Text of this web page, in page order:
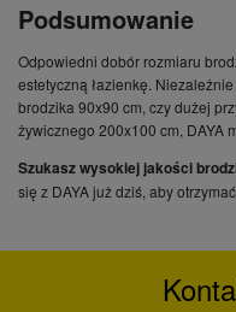
Podsumowanie
Odpowiedni dobór rozmiaru
estetyczną łazienkę.
brodzika 90x90 cm, czy dużej
żywicznego 200x100 cm, DAYA
Szukasz wysokiej jakości
się z DAYA już dziś, aby